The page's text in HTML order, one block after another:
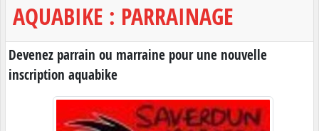
AQUABIKE : PARRAINAGE
Devenez parrain ou marraine pour une nouvelle
inscription aquabike